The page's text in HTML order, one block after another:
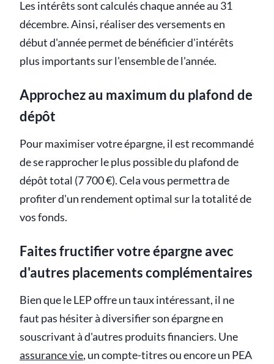
Les intérêts sont calculés chaque année au 31
décembre. Ainsi, réaliser des versements en
début d'année permet de bénéficier d'intérêts
plus importants sur l'ensemble de l'année.
Approchez au maximum du plafond de
dépôt
Pour maximiser votre épargne, il est recommandé
de se rapprocher le plus possible du plafond de
dépôt total (7 700 €). Cela vous permettra de
profiter d'un rendement optimal sur la totalité de
vos fonds.
Faites fructifier votre épargne avec
d'autres placements complémentaires
Bien que le LEP offre un taux intéressant, il ne
faut pas hésiter à diversifier son épargne en
souscrivant à d'autres produits financiers. Une
assurance vie, un compte-titres ou encore un PEA